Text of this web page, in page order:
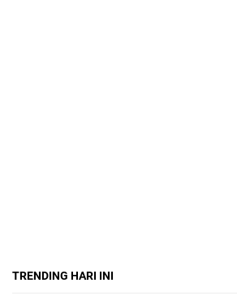
TRENDING HARI INI